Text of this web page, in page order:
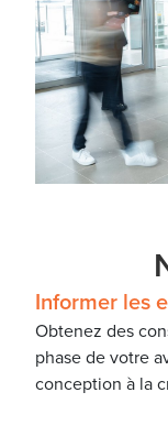
Informer les
Obtenez des
phase de votre
conception à la